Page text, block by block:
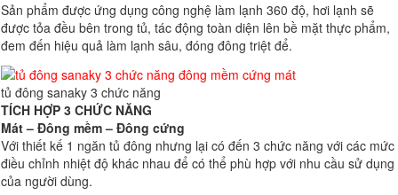
Sản phẩm được ứng dụng công nghệ làm lạnh 360 độ, hơi lạnh sẽ
được tỏa đều bên trong tủ, tác động toàn diện lên bề mặt thực phẩm,
đem đến hiệu quả làm lạnh sâu, đóng đông triệt để.
tủ đông sanaky 3 chức năng
TÍCH HỢP 3 CHỨC NĂNG
Mát – Đông mềm – Đông cứng
Với thiết kế 1 ngăn tủ đông nhưng lại có đến 3 chức năng với các mức
điều chỉnh nhiệt độ khác nhau để có thể phù hợp với nhu cầu sử dụng
của người dùng.